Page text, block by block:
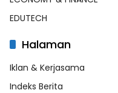
EDUTECH
Halaman
Iklan & Kerjasama
Indeks Berita